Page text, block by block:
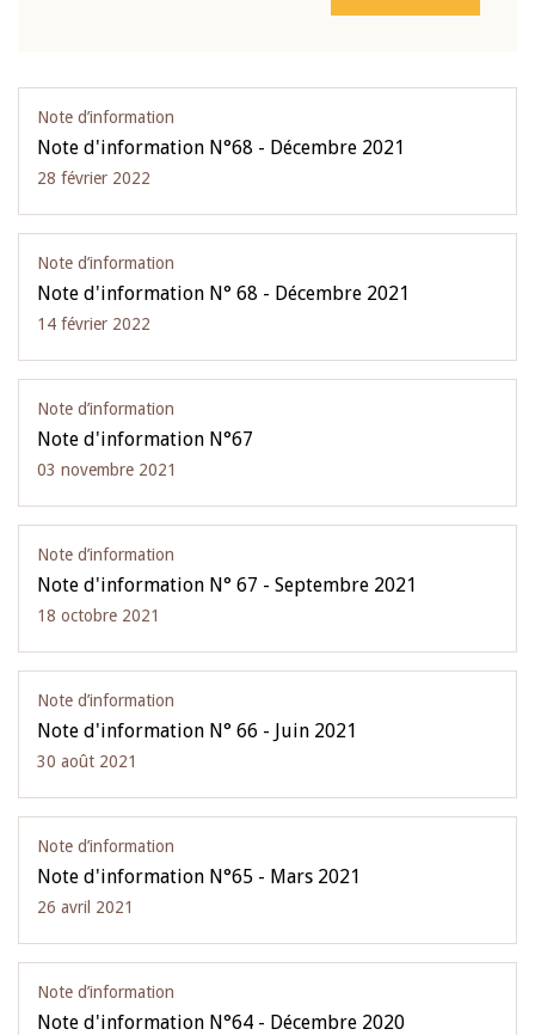
Note d’information
Note d'information N°68 - Décembre 2021
28 février 2022
Note d’information
Note d'information N° 68 - Décembre 2021
14 février 2022
Note d’information
Note d'information N°67
03 novembre 2021
Note d’information
Note d'information N° 67 - Septembre 2021
18 octobre 2021
Note d’information
Note d'information N° 66 - Juin 2021
30 août 2021
Note d’information
Note d'information N°65 - Mars 2021
26 avril 2021
Note d’information
Note d'information N°64 - Décembre 2020